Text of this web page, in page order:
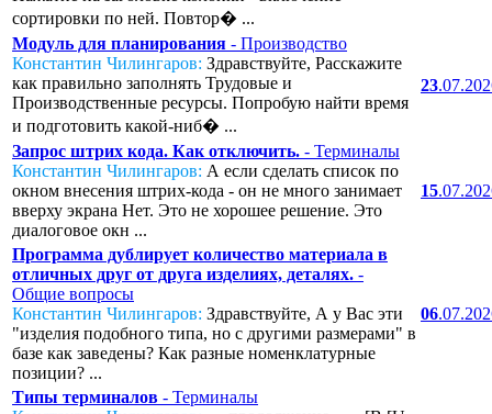
сортировки по ней. Повтор� ...
Модуль для планирования - Производство
Константин Чилингаров: Здравствуйте, Расскажите
как правильно заполнять Трудовые и
Производственные ресурсы. Попробую найти время
и подготовить какой-ниб� ...
23
Запрос штрих кода. Как отключить. - Терминалы
Константин Чилингаров: А если сделать список по
окном внесения штрих-кода - он не много занимает
вверху экрана Нет. Это не хорошее решение. Это
диалоговое окн ...
15
Программа дублирует количество материала в
отличных друг от друга изделиях, деталях. -
Общие вопросы
Константин Чилингаров: Здравствуйте, А у Вас эти
"изделия подобного типа, но с другими размерами" в
базе как заведены? Как разные номенклатурные
позиции? ...
06
Типы терминалов - Терминалы